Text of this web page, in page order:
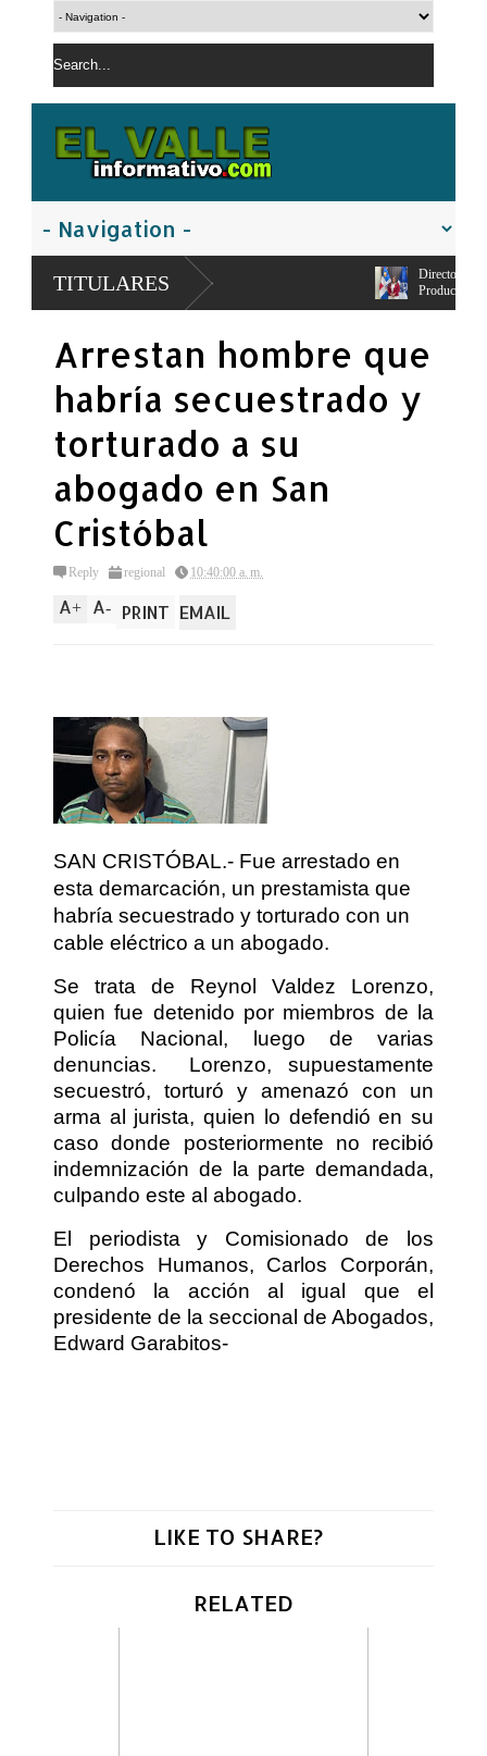
TITULARES
Directora del Centro UASD-San
agropecuaria
Arrestan hombre que
habría secuestrado y
torturado a su
abogado en San
Cristóbal
Reply regional 10:40:00 a. m.
A+ A- PRINT EMAIL
SAN CRISTÓBAL.- Fue arrestado en
esta demarcación, un prestamista que
habría secuestrado y torturado con un
cable eléctrico a un abogado.
Se trata de Reynol Valdez Lorenzo,
quien fue detenido por miembros de la
Policía Nacional, luego de varias
denuncias.
Lorenzo, supuestamente
secuestró, torturó y amenazó con un
arma al jurista, quien lo defendió en su
caso donde posteriormente no recibió
indemnización de la parte demandada,
culpando este al abogado.
El periodista y Comisionado de los
Derechos Humanos, Carlos Corporán,
condenó la acción al igual que el
presidente de la seccional de Abogados,
Edward Garabitos-
LIKE TO SHARE?
RELATED